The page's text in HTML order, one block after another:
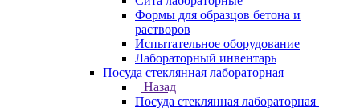
Формы для образцов бетона и
растворов
Испытательное оборудование
Лабораторный инвентарь
Посуда стеклянная лабораторная
Назад
Посуда стеклянная лабораторная